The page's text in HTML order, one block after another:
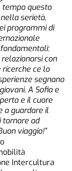
questo
nella serietà,
programmi di
fondamentali:
relazionarsi con
ricerche ce lo
segnano
giovani.A Sofia e
e il cuore
a guardare il
tornare ad
viaggio!”
Intercultura